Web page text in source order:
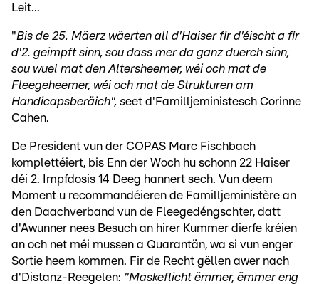
Leit...
"Bis de 25. Mäerz wäerten all d'Haiser fir d'éischt a fir
d'2. geimpft sinn, sou dass mer da ganz duerch sinn,
sou wuel mat den Altersheemer, wéi och mat de
Fleegeheemer, wéi och mat de Strukturen am
Handicapsberäich", seet d'Familljeministesch Corinne
Cahen.
De President vun der COPAS Marc Fischbach
komplettéiert, bis Enn der Woch hu schonn 22 Haiser
déi 2. Impfdosis 14 Deeg hannert sech. Vun deem
Moment u recommandéieren de Familljeministère an
den Daachverband vun de Fleegedéngschter, datt
d'Awunner nees Besuch an hirer Kummer dierfe kréien
an och net méi mussen a Quarantän, wa si vun enger
Sortie heem kommen. Fir de Recht gëllen awer nach
d'Distanz-Reegelen: "Maskeflicht ëmmer, ëmmer eng